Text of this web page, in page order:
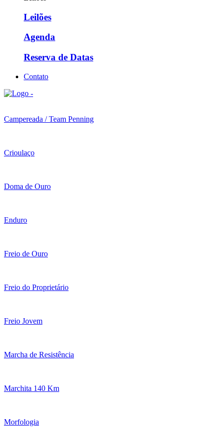
Leilões
Agenda
Reserva de Datas
Contato
Campereada / Team Penning
Crioulaço
Doma de Ouro
Enduro
Freio de Ouro
Freio do Proprietário
Freio Jovem
Marcha de Resistência
Marchita 140 Km
Morfologia